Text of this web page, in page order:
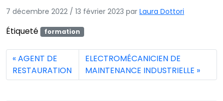
7 décembre 2022 / 13 février 2023 par Laura Dottori
Étiqueté formation
AGENT DE
RESTAURATION
ELECTROMÉCANICIEN DE
MAINTENANCE INDUSTRIELLE